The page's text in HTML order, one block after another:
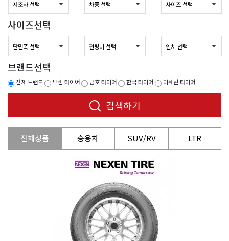
사이즈선택
브랜드선택
전체 브랜드 넥센 타이어 금호 타이어 한국 타이어 미쉐린 타이어
검색하기
전체상품 승용차 SUV/RV LTR